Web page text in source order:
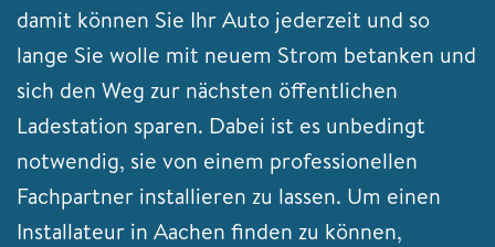
damit können Sie Ihr Auto jederzeit und so
lange Sie wolle mit neuem Strom betanken und
sich den Weg zur nächsten öffentlichen
Ladestation sparen. Dabei ist es unbedingt
notwendig, sie von einem professionellen
Fachpartner installieren zu lassen. Um einen
Installateur in Aachen finden zu können,